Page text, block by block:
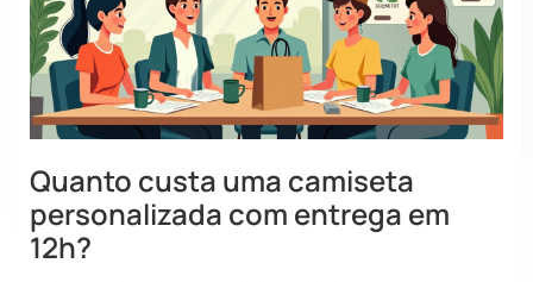
Quanto custa uma camiseta
personalizada com entrega em
12h?